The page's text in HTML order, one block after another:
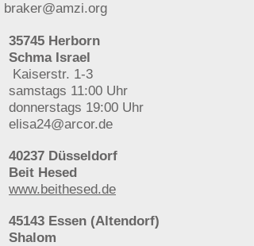
braker@amzi.org
35745 Herborn
Schma Israel
Kaiserstr. 1-3
samstags 11:00 Uhr
donnerstags 19:00 Uhr
elisa24@arcor.de
40237 Düsseldorf
Beit Hesed
www.beithesed.de
45143 Essen (Altendorf)
Shalom